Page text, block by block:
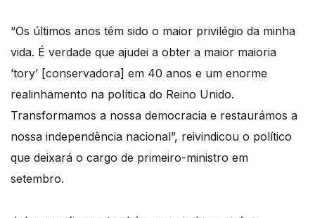
“Os últimos anos têm sido o maior privilégio da minha
vida. É verdade que ajudei a obter a maior maioria
’tory’ [conservadora] em 40 anos e um enorme
realinhamento na política do Reino Unido.
Transformamos a nossa democracia e restaurámos a
nossa independência nacional”, reivindicou o político
que deixará o cargo de primeiro-ministro em
setembro.